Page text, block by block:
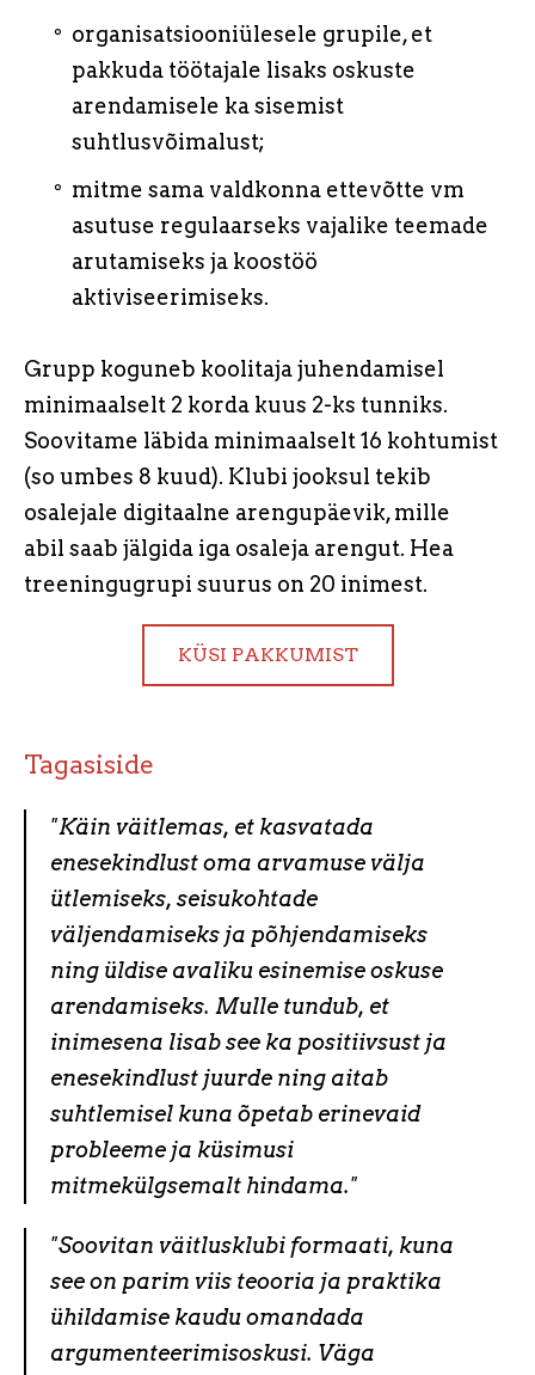
organisatsiooniülesele grupile, et
pakkuda töötajale lisaks oskuste
arendamisele ka sisemist
suhtlusvõimalust;
mitme sama valdkonna ettevõtte vm
asutuse regulaarseks vajalike teemade
arutamiseks ja koostöö
aktiviseerimiseks.
Grupp koguneb koolitaja juhendamisel
minimaalselt 2 korda kuus 2-ks tunniks.
Soovitame läbida minimaalselt 16 kohtumist
(so umbes 8 kuud). Klubi jooksul tekib
osalejale digitaalne arengupäevik, mille
abil saab jälgida iga osaleja arengut. Hea
treeningugrupi suurus on 20 inimest.
KÜSI PAKKUMIST
Tagasiside
"Käin väitlemas, et kasvatada
enesekindlust oma arvamuse välja
ütlemiseks, seisukohtade
väljendamiseks ja põhjendamiseks
ning üldise avaliku esinemise oskuse
arendamiseks. Mulle tundub, et
inimesena lisab see ka positiivsust ja
enesekindlust juurde ning aitab
suhtlemisel kuna õpetab erinevaid
probleeme ja küsimusi
mitmekülgsemalt hindama."
"Soovitan väitlusklubi formaati, kuna
see on parim viis teooria ja praktika
ühildamise kaudu omandada
argumenteerimisoskusi. Väga